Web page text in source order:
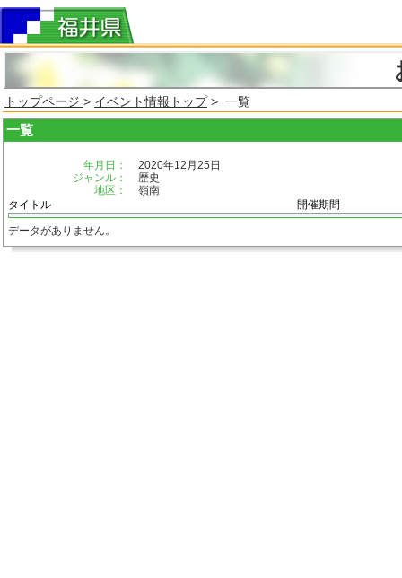
トップページ > イベント情報トップ> 一覧
一覧
年月日：
2020年12月25日
ジャンル：
歴史
地区：
嶺南
タイトル
開催期間
データがありません。